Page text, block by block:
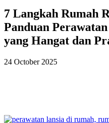
7 Langkah Rumah
Panduan
yang Hangat dan
24 October 2025